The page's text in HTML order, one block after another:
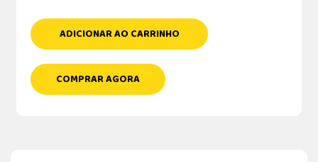
ADICIONAR AO CARRINHO
COMPRAR AGORA